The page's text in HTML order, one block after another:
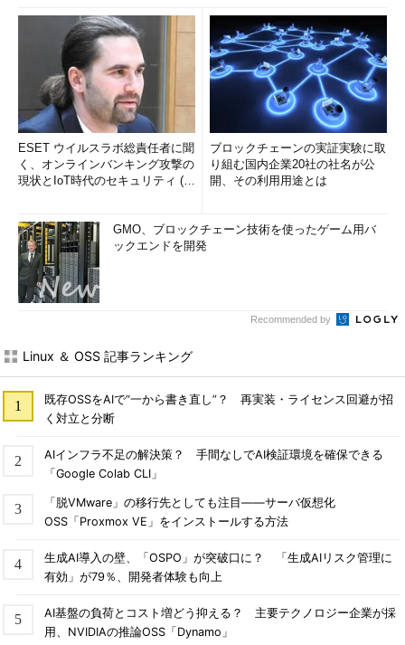
ESET ウイルスラボ総責任者に聞
く、オンラインバンキング攻撃の
現状とIoT時代のセキュリティ (1/
ブロックチェーンの実証実験に取
り組む国内企業20社の社名が公
開、その利用用途とは
GMO、ブロックチェーン技術を使ったゲーム用バ
ックエンドを開発
Recommended by
Linux ＆ OSS 記事ランキング
既存OSSをAIで“一から書き直し”？ 再実装・ライセンス回避が招
く対立と分断
AIインフラ不足の解決策？ 手間なしでAI検証環境を確保できる
「Google Colab CLI」
「脱VMware」の移行先としても注目――サーバ仮想化
OSS「Proxmox VE」をインストールする方法
生成AI導入の壁、「OSPO」が突破口に？ 「生成AIリスク管理に
有効」が79％、開発者体験も向上
AI基盤の負荷とコスト増どう抑える？ 主要テクノロジー企業が採
用、NVIDIAの推論OSS「Dynamo」